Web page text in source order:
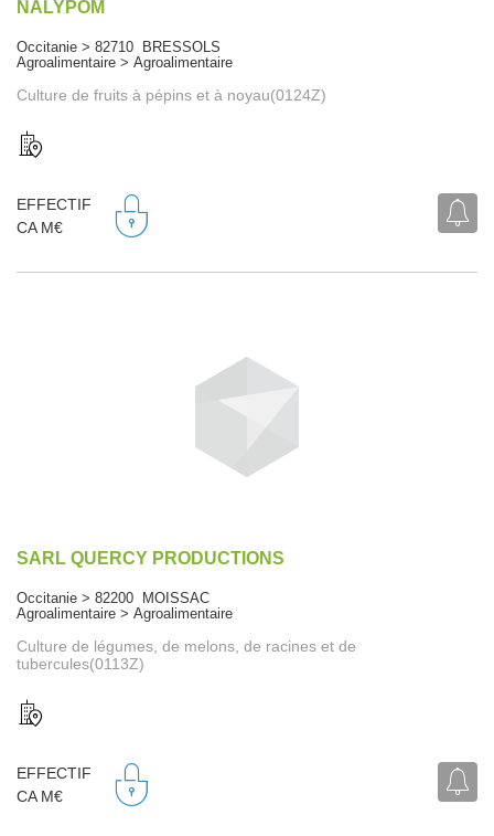
NALYPOM
Occitanie > 82710 BRESSOLS
Agroalimentaire > Agroalimentaire
Culture de fruits à pépins et à noyau(0124Z)
EFFECTIF
CA M€
SARL QUERCY PRODUCTIONS
Occitanie > 82200 MOISSAC
Agroalimentaire > Agroalimentaire
Culture de légumes, de melons, de racines et de
tubercules(0113Z)
EFFECTIF
CA M€